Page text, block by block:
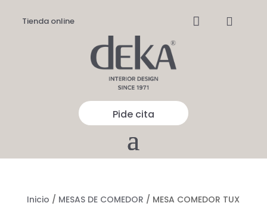
Tienda online  
Pide cita
Inicio / MESAS DE COMEDOR / MESA COMEDOR TUX